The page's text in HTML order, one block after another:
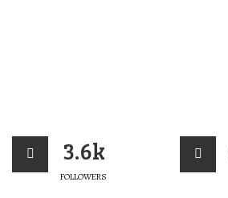
3.6k
FOLLOWERS